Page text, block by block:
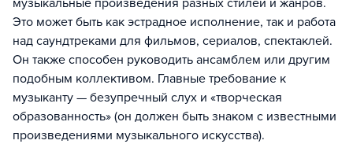
музыкальные произведения разных стилей и жанров.
Это может быть как эстрадное исполнение, так и работа
над саундтреками для фильмов, сериалов, спектаклей.
Он также способен руководить ансамблем или другим
подобным коллективом. Главные требование к
музыканту — безупречный слух и «творческая
образованность» (он должен быть знаком с известными
произведениями музыкального искусства).